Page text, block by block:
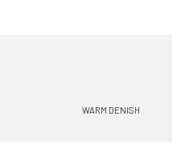
WARM DENISH